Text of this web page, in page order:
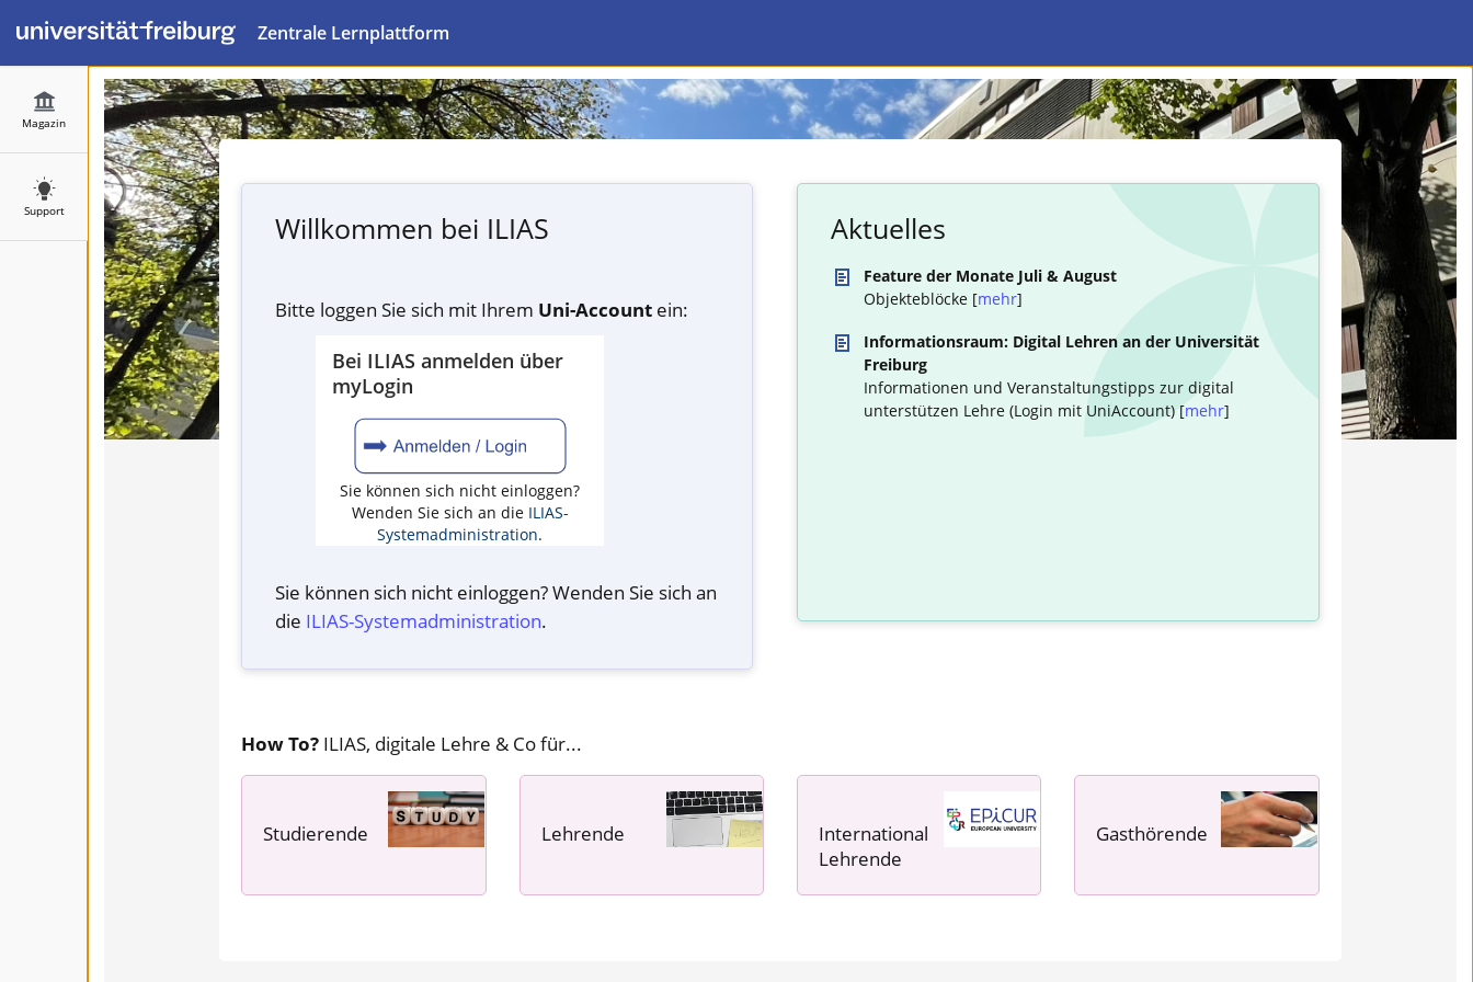
Zentrale Lernplattform
Magazin
Support
Willkommen bei ILIAS
Bitte loggen Sie sich mit Ihrem Uni-Account ein:
Bei ILIAS anmelden über
myLogin
Sie können sich nicht einloggen?
Wenden Sie sich an die ILIAS-
Systemadministration.
Sie können sich nicht einloggen? Wenden Sie sich an
die ILIAS-System­administration.
Aktuelles
Feature der Monate Juli & August
Objekteblöcke [mehr]
Informationsraum: Digital Lehren an der Universität
Freiburg
Informationen und Veranstaltungstipps zur digital
unterstützen Lehre (Login mit UniAccount) [mehr]
How To? ILIAS, digitale Lehre & Co für...
Studierende
Lehrende
International
Lehrende
Gasthörende